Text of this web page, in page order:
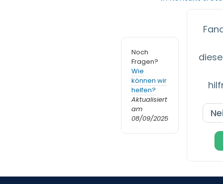
Noch
Fragen?
Wie
können wir
helfen?
Aktualisiert
am
08/09/2025